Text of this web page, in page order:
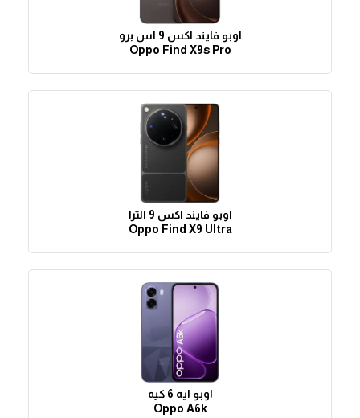
اوبو فايند اكس 9 اس برو
Oppo Find X9s Pro
اوبو فايند اكس 9 الترا
Oppo Find X9 Ultra
اوبو ايه 6 كيه
Oppo A6k